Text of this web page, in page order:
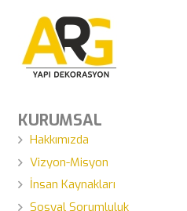
KURUMSAL
Hakkımızda
Vizyon-Misyon
İnsan Kaynakları
Sosyal Sorumluluk